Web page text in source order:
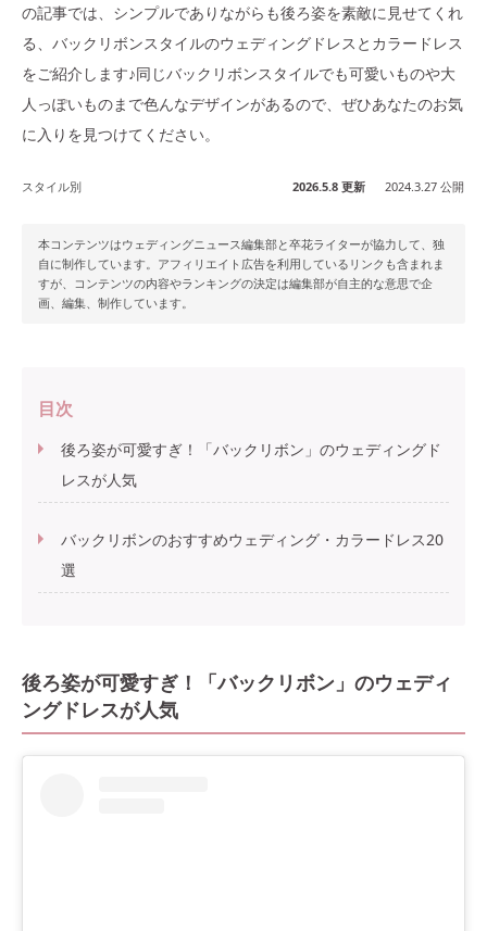
の記事では、シンプルでありながらも後ろ姿を素敵に見せてくれ
る、バックリボンスタイルのウェディングドレスとカラードレス
をご紹介します♪同じバックリボンスタイルでも可愛いものや大
人っぽいものまで色んなデザインがあるので、ぜひあなたのお気
に入りを見つけてください。
スタイル別 2026.5.8 更新 2024.3.27 公開
本コンテンツはウェディングニュース編集部と卒花ライターが協力して、独
自に制作しています。アフィリエイト広告を利用しているリンクも含まれま
すが、コンテンツの内容やランキングの決定は編集部が自主的な意思で企
画、編集、制作しています。
目次
後ろ姿が可愛すぎ！「バックリボン」のウェディングド
レスが人気
バックリボンのおすすめウェディング・カラードレス20
選
後ろ姿が可愛すぎ！「バックリボン」のウェディ
ングドレスが人気